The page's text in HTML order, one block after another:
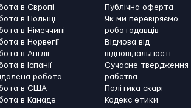
в Європі
в Польщі
в Німеччині
в Норвегії
в Англії
в Іспанії
робота
в США
в Канадe
Публічна оферта
Як ми перевіряємо
роботодавців
Відмова від
відповідальності
Сучасне твердження
рабства
Політика скарг
Кодекс етики